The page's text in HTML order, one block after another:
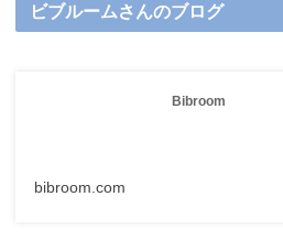
ビブルームさんのブログ
Bibroom
bibroom.com